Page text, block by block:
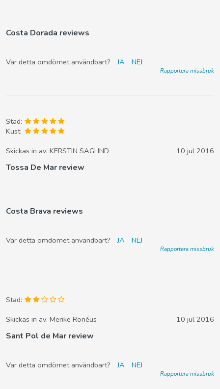
Costa Dorada reviews
Var detta omdömet användbart? JA NEJ
Rapportera missbruk
Stad:
Kust:
Skickas in av: KERSTIN SAGLIND 10 jul 2016
Tossa De Mar review
Costa Brava reviews
Var detta omdömet användbart? JA NEJ
Rapportera missbruk
Stad:
Skickas in av: Merike Ronéus 10 jul 2016
Sant Pol de Mar review
Var detta omdömet användbart? JA NEJ
Rapportera missbruk